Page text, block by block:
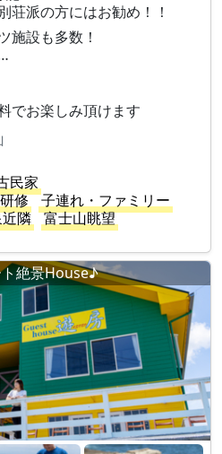
荘派の方にはお勧め！！
施設も多数！
でお楽しみ頂けます
民家
修
子連れ・ファミリー
隣
富士山眺望
絶景House♪